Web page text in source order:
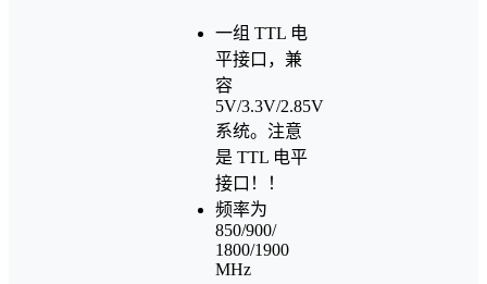
一组 TTL 电
平接口，兼
容
5V/3.3V/2.85V
系统。注意
是 TTL 电平
接口！！
频率为
850/900/
1800/1900
MHz